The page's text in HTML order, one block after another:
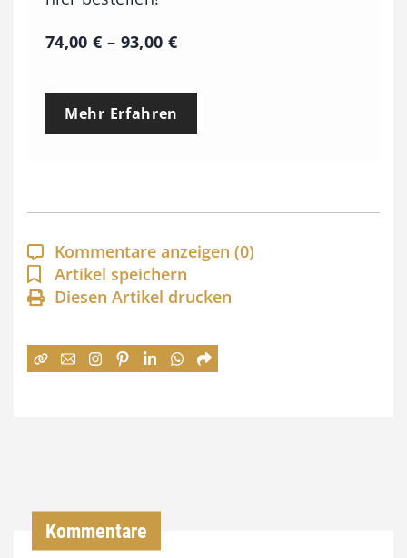
74,00€ – 93,00 €P
e
p
a
n
n
:
Mehr Erfahren
Kommentare anzeigen (0)
Artikel speichern
Diesen Artikel drucken
Kommentare